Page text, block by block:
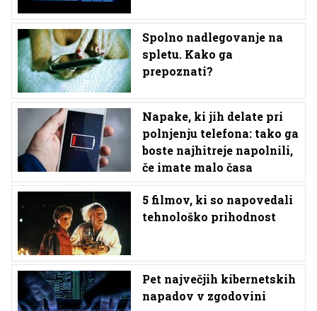
Spolno nadlegovanje na
spletu. Kako ga
prepoznati?
Napake, ki jih delate pri
polnjenju telefona: tako ga
boste najhitreje napolnili,
če imate malo časa
5 filmov, ki so napovedali
tehnološko prihodnost
Pet največjih kibernetskih
napadov v zgodovini